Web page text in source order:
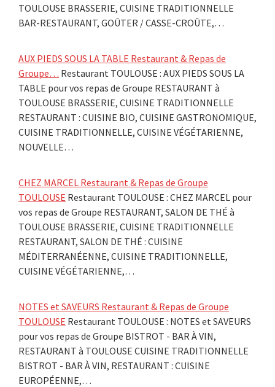
TOULOUSE BRASSERIE, CUISINE TRADITIONNELLE
BAR-RESTAURANT, GOÛTER / CASSE-CROÛTE,…
AUX PIEDS SOUS LA TABLE Restaurant & Repas de
Groupe… Restaurant TOULOUSE : AUX PIEDS SOUS LA
TABLE pour vos repas de Groupe RESTAURANT à
TOULOUSE BRASSERIE, CUISINE TRADITIONNELLE
RESTAURANT : CUISINE BIO, CUISINE GASTRONOMIQUE,
CUISINE TRADITIONNELLE, CUISINE VÉGÉTARIENNE,
NOUVELLE…
CHEZ MARCEL Restaurant & Repas de Groupe
TOULOUSE Restaurant TOULOUSE : CHEZ MARCEL pour
vos repas de Groupe RESTAURANT, SALON DE THÉ à
TOULOUSE BRASSERIE, CUISINE TRADITIONNELLE
RESTAURANT, SALON DE THÉ : CUISINE
MÉDITERRANÉENNE, CUISINE TRADITIONNELLE,
CUISINE VÉGÉTARIENNE,…
NOTES et SAVEURS Restaurant & Repas de Groupe
TOULOUSE Restaurant TOULOUSE : NOTES et SAVEURS
pour vos repas de Groupe BISTROT - BAR À VIN,
RESTAURANT à TOULOUSE CUISINE TRADITIONNELLE
BISTROT - BAR À VIN, RESTAURANT : CUISINE
EUROPÉENNE,…